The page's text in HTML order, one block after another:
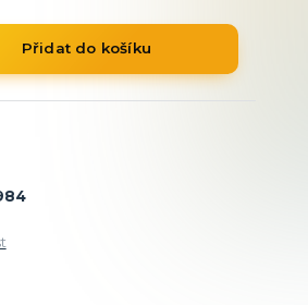
Přidat do košíku